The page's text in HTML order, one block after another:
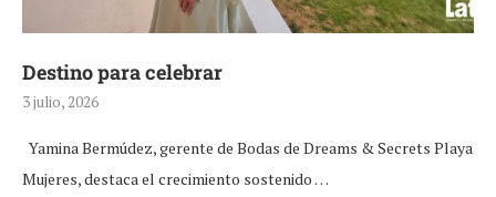
Destino para celebrar
3 julio, 2026
Yamina Bermúdez, gerente de Bodas de Dreams & Secrets Playa
Mujeres, destaca el crecimiento sostenido …